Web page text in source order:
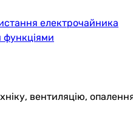
електрочайника
функціями
вентиляцію,